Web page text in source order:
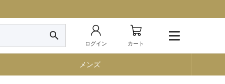
search
ログイン カート
メンズ